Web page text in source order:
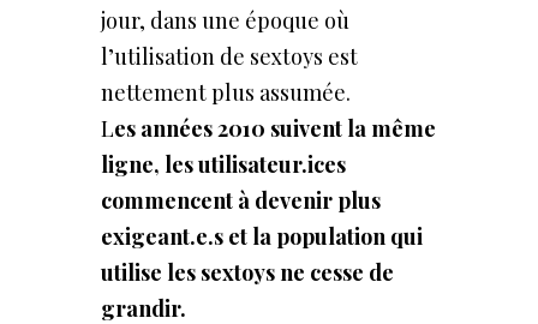
jour, dans une époque où
l’utilisation de sextoys est
nettement plus assumée.
Les années 2010 suivent la même
ligne, lesutilisateur.ices
commencent à devenir plus
exigeant.e.s et la population qui
utilise les sextoys ne cesse de
grandir.